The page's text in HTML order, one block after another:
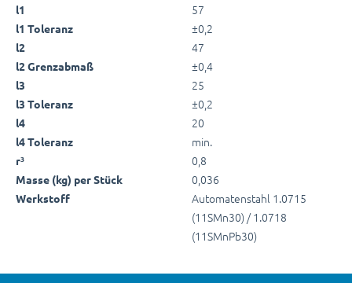
l1 57
l1 Toleranz ±0,2
l2 47
l2 Grenzabmaß ±0,4
l3 25
l3 Toleranz ±0,2
l4 20
l4 Toleranz min.
r³ 0,8
Masse (kg) per Stück 0,036
Werkstoff
Automatenstahl 1.0715
(11SMn30) / 1.0718
(11SMnPb30)